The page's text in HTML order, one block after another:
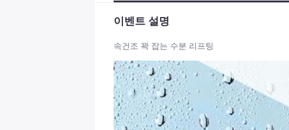
이벤트 설명
속건조 꽉 잡는 수분 리프팅